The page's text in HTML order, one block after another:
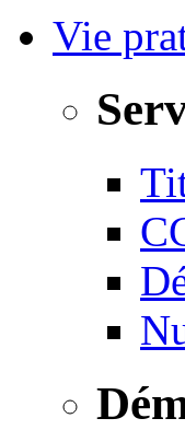
Vie